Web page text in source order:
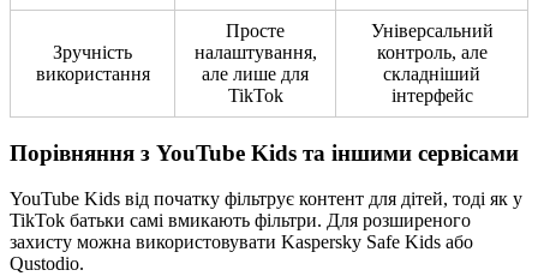
Зручність
використання
Просте
налаштування,
але лише для
TikTok
Універсальний
контроль, але
складніший
інтерфейс
Порівняння з YouTube Kids та іншими сервісами
YouTube Kids від початку фільтрує контент для дітей, тоді як у
TikTok батьки самі вмикають фільтри. Для розширеного
захисту можна використовувати Kaspersky Safe Kids або
Qustodio.